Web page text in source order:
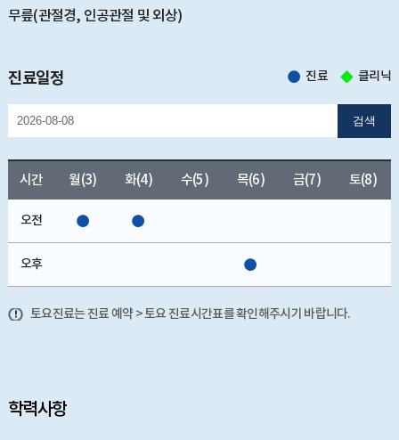
무릎(관절경, 인공관절 및 외상)
진료일정
검색
진료 클리닉
시간 월(3) 화(4) 수(5) 목(6) 금(7) 토(8)
오전
오후
토요진료는 진료 예약 > 토요 진료시간표를 확인해주시기 바랍니다.
학력사항